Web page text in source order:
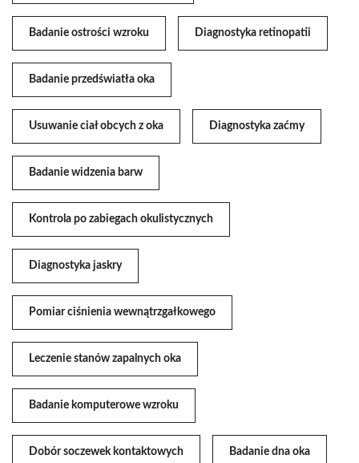
Badanie ostrości wzroku Diagnostyka retinopatii
Badanie przedświatła oka
Usuwanie ciał obcych z oka Diagnostyka zaćmy
Badanie widzenia barw
Kontrola po zabiegach okulistycznych
Diagnostyka jaskry
Pomiar ciśnienia wewnątrzgałkowego
Leczenie stanów zapalnych oka
Badanie komputerowe wzroku
Dobór soczewek kontaktowych Badanie dna oka